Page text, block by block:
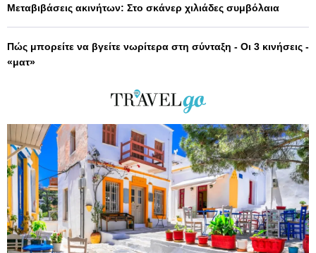
Μεταβιβάσεις ακινήτων: Στο σκάνερ χιλιάδες συμβόλαια
Πώς μπορείτε να βγείτε νωρίτερα στη σύνταξη - Οι 3 κινήσεις -
«ματ»